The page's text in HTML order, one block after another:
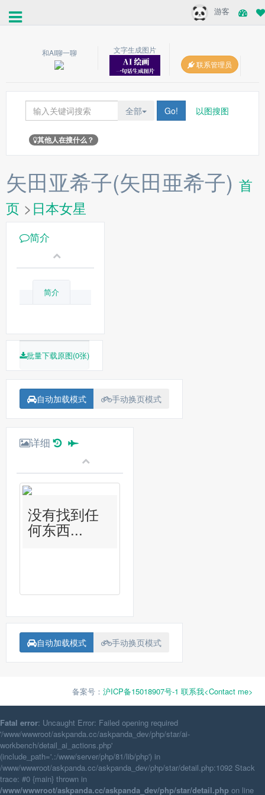
游客
和AI聊一聊
文字生成图片
联系管理员
全部 Go! 以图搜图
其他人在搜什么？
矢田亚希子(矢田亜希子) 首
页 >日本女星
简介
简介
批量下载原图(0张)
自动加载模式 手动换页模式
详细
没有找到任
何东西...
自动加载模式 手动换页模式
备案号： 沪ICP备15018907号-1 联系我<Contact me>
Fatal error: Uncaught Error: Failed opening required
'/www/wwwroot/askpanda.cc/askpanda_dev/php/star/ai-
workbench/detail_ai_actions.php'
(include_path='.:/www/server/php/81/lib/php') in
/www/wwwroot/askpanda.cc/askpanda_dev/php/star/detail.php:1092 Stack
trace: #0 {main} thrown in
/www/wwwroot/askpanda.cc/askpanda_dev/php/star/detail.php on line